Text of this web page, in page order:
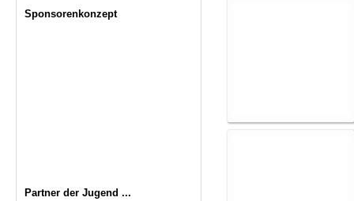
Sponsorenkonzept
Partner der Jugend ...